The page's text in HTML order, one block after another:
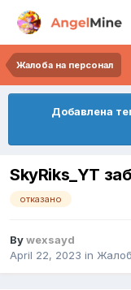
Жалоба на персонал
Добавлена
SkyRiks_YT
отказано
Bywexsayd
April 22, 2023 in